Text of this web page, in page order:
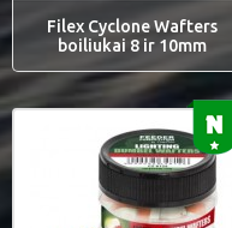
Filex Cyclone Wafters
boiliukai 8 ir 10mm